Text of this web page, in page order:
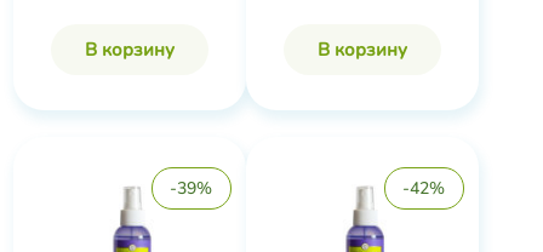
В корзину В корзину
-39% -42%